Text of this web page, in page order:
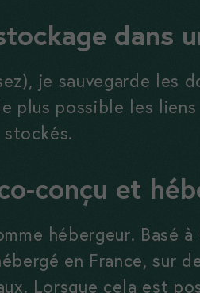
dans
je sauvegarde les
plus possible les liens
conçu et
hébergeur. Basé
en France, sur
Lorsque cela est